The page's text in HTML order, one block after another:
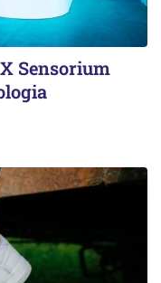
Sensorium